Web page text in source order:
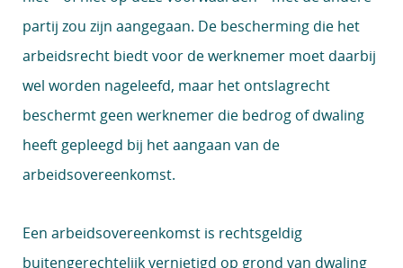
partij zou zijn aangegaan. De bescherming die het
arbeidsrecht biedt voor de werknemer moet daarbij
wel worden nageleefd, maar het ontslagrecht
beschermt geen werknemer die bedrog of dwaling
heeft gepleegd bij het aangaan van de
arbeidsovereenkomst.
Een arbeidsovereenkomst is rechtsgeldig
buitengerechtelijk vernietigd op grond van dwaling